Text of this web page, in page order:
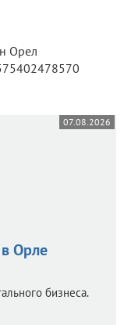
07.08.2026
Орле
бизнеса.